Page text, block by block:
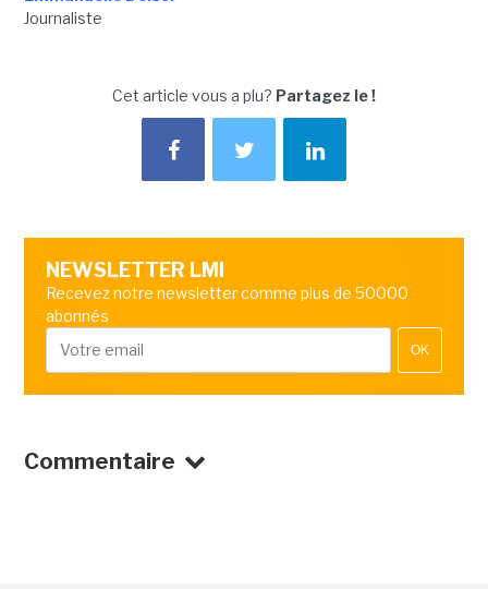
Journaliste
Cet article vous a plu? Partagez le !
NEWSLETTER LMI
Recevez notre newsletter comme plus de 50000
abonnés
OK
Commentaire